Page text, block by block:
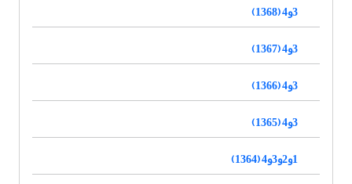
3و4 (1368)
3و4 (1367)
3و4 (1366)
3و4 (1365)
1و2و3و4 (1364)